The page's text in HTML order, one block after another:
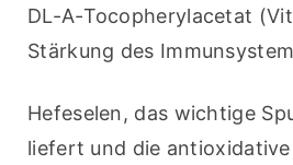
DL-A-Tocopherylacetat
Stärkung des
Hefeselen, das wichtige
liefert und die